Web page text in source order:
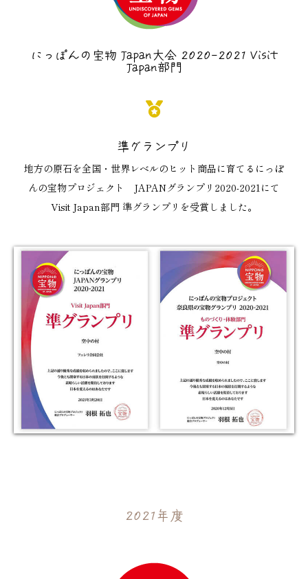
にっぽんの宝物 Japan大会 2020-2021 Visit
Japan部門
準グランプリ
地方の原石を全国・世界レベルのヒット商品に育てるにっぽ
んの宝物プロジェクト JAPANグランプリ2020-2021にて
Visit Japan部門 準グランプリを受賞しました。
2021年度